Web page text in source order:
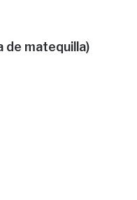
de matequilla)